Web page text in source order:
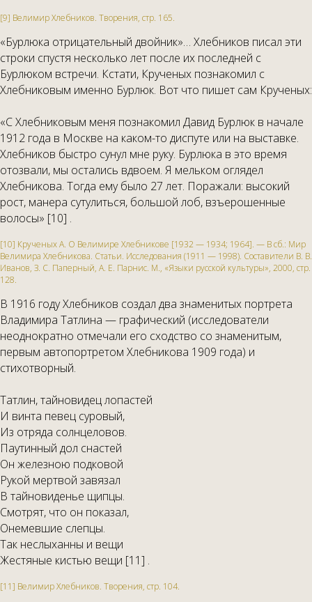
[9] Велимир Хлебников. Творения, стр. 165.
«Бурлюка отрицательный двойник»… Хлебников писал эти
строки спустя несколько лет после их последней с
Бурлюком встречи. Кстати, Крученых познакомил с
Хлебниковым именно Бурлюк. Вот что пишет сам Крученых:
«С Хлебниковым меня познакомил Давид Бурлюк в начале
1912 года в Москве на каком-то диспуте или на выставке.
Хлебников быстро сунул мне руку. Бурлюка в это время
отозвали, мы остались вдвоем. Я мельком оглядел
Хлебникова. Тогда ему было 27 лет. Поражали: высокий
рост, манера сутулиться, большой лоб, взъерошенные
волосы» [10] .
[10] Крученых А. О Велимире Хлебникове [1932 — 1934; 1964]. — В сб.: Мир
Велимира Хлебникова. Статьи. Исследования (1911 — 1998). Составители В. В.
Иванов, З. С. Паперный, А. Е. Парнис. М., «Языки русской культуры», 2000, стр.
128.
В 1916 году Хлебников создал два знаменитых портрета
Владимира Татлина — графический (исследователи
неоднократно отмечали его сходство со знаменитым,
первым автопортретом Хлебникова 1909 года) и
стихотворный.
Татлин, тайновидец лопастей
И винта певец суровый,
Из отряда солнцеловов.
Паутинный дол снастей
Он железною подковой
Рукой мертвой завязал
В тайновиденье щипцы.
Смотрят, что он показал,
Онемевшие слепцы.
Так неслыханны и вещи
Жестяные кистью вещи [11] .
[11] Велимир Хлебников. Творения, стр. 104.